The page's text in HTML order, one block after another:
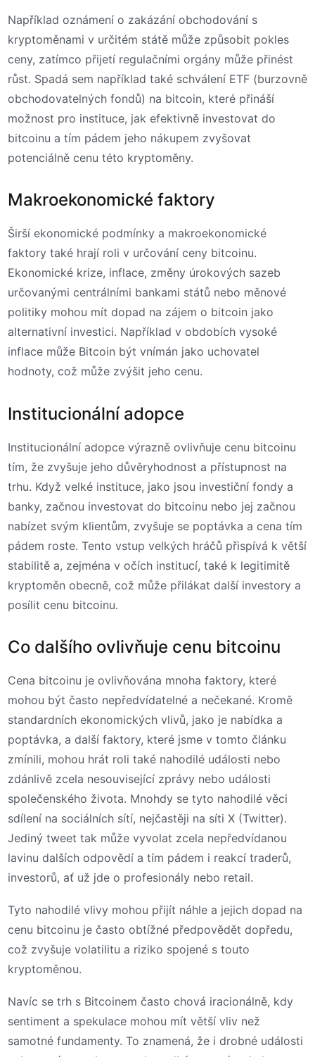
Například oznámení o zakázání obchodování s
kryptoměnami v určitém státě může způsobit pokles
ceny, zatímco přijetí regulačními orgány může přinést
růst. Spadá sem například také schválení ETF (burzovně
obchodovatelných fondů) na bitcoin, které přináší
možnost pro instituce, jak efektivně investovat do
bitcoinu a tím pádem jeho nákupem zvyšovat
potenciálně cenu této kryptoměny.
Makroekonomické faktory
Širší ekonomické podmínky a makroekonomické
faktory také hrají roli v určování ceny bitcoinu.
Ekonomické krize, inflace, změny úrokových sazeb
určovanými centrálními bankami států nebo měnové
politiky mohou mít dopad na zájem o bitcoin jako
alternativní investici. Například v obdobích vysoké
inflace může Bitcoin být vnímán jako uchovatel
hodnoty, což může zvýšit jeho cenu.
Institucionální adopce
Institucionální adopce výrazně ovlivňuje cenu bitcoinu
tím, že zvyšuje jeho důvěryhodnost a přístupnost na
trhu. Když velké instituce, jako jsou investiční fondy a
banky, začnou investovat do bitcoinu nebo jej začnou
nabízet svým klientům, zvyšuje se poptávka a cena tím
pádem roste. Tento vstup velkých hráčů přispívá k větší
stabilitě a, zejména v očích institucí, také k legitimitě
kryptoměn obecně, což může přilákat další investory a
posílit cenu bitcoinu.
Co dalšího ovlivňuje cenu bitcoinu
Cena bitcoinu je ovlivňována mnoha faktory, které
mohou být často nepředvídatelné a nečekané. Kromě
standardních ekonomických vlivů, jako je nabídka a
poptávka, a další faktory, které jsme v tomto článku
zmínili, mohou hrát roli také nahodilé události nebo
zdánlivě zcela nesouvisející zprávy nebo události
společenského života. Mnohdy se tyto nahodilé věci
sdílení na sociálních sítí, nejčastěji na síti X (Twitter).
Jediný tweet tak může vyvolat zcela nepředvídanou
lavinu dalších odpovědí a tím pádem i reakcí traderů,
investorů, ať už jde o profesionály nebo retail.
Tyto nahodilé vlivy mohou přijít náhle a jejich dopad na
cenu bitcoinu je často obtížné předpovědět dopředu,
což zvyšuje volatilitu a riziko spojené s touto
kryptoměnou.
Navíc se trh s Bitcoinem často chová iracionálně, kdy
sentiment a spekulace mohou mít větší vliv než
samotné fundamenty. To znamená, že i drobné události